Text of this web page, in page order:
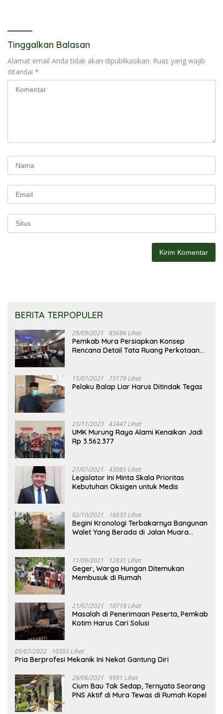
Tinggalkan Balasan
Alamat email Anda tidak akan dipublikasikan. Ruas yang wajib
ditandai *
BERITA TERPOPULER
29/09/2021 85696 Lihat
Pemkab Mura Persiapkan Konsep
Rencana Detail Tata Ruang Perkotaan
15/07/2021 73179 Lihat
Pelaku Balap Liar Harus Ditindak Tegas
23/11/2023 43447 Lihat
UMK Murung Raya Alami Kenaikan Jadi
Rp 3.562.377
27/07/2021 43085 Lihat
Legislator Ini Minta Skala Prioritas
Kebutuhan Oksigen untuk Medis
02/10/2021 16635 Lihat
Begini Kronologi Terbakarnya Bangunan
Walet Yang Berada di Jalan Muara
11/09/2021 12831 Lihat
Geger, Warga Hungan Ditemukan
Membusuk di Rumah
21/07/2021 10719 Lihat
Masalah di Penerimaan Peserta, Pemkab
Kotim Harus Cari Solusi
05/07/2022 10303 Lihat
Pria Berprofesi Mekanik Ini Nekat Gantung Diri
29/06/2021 9991 Lihat
Cium Bau Tak Sedap, Ternyata Seorang
PNS Aktif di Mura Tewas di Rumah Kopel